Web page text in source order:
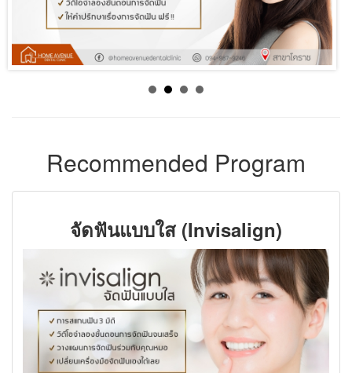
Recommended Program
จัดฟันแบบใส (Invisalign)